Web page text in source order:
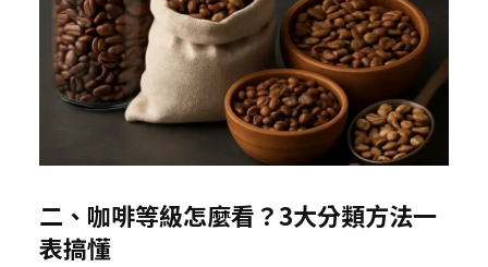
二、咖啡等級怎麼看？3大分類方法一
表搞懂